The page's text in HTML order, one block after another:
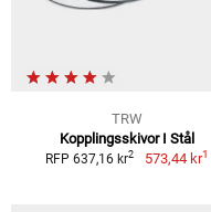
TRW
Kopplingsskivor I Stål
RFP 637,16 kr2 573,44 kr1